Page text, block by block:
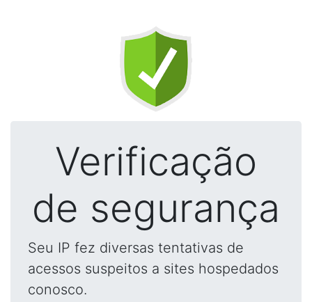
Verificação
de segurança
Seu IP fez diversas tentativas de
acessos suspeitos a sites hospedados
conosco.